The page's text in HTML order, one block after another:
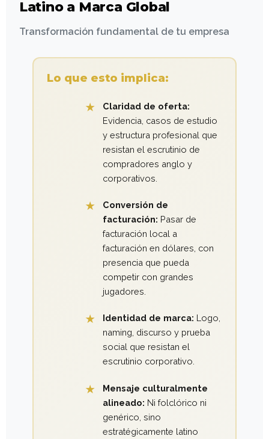
Latino a Marca Global
Transformación fundamental de tu empresa
Lo que esto implica:
Claridad de oferta:
Evidencia, casos de estudio
y estructura profesional que
resistan el escrutinio de
compradores anglo y
corporativos.
Conversión de
facturación: Pasar de
facturación local a
facturación en dólares, con
presencia que pueda
competir con grandes
jugadores.
Identidad de marca: Logo,
naming, discurso y prueba
social que resistan el
escrutinio corporativo.
Mensaje culturalmente
alineado: Ni folclórico ni
genérico, sino
estratégicamente latino